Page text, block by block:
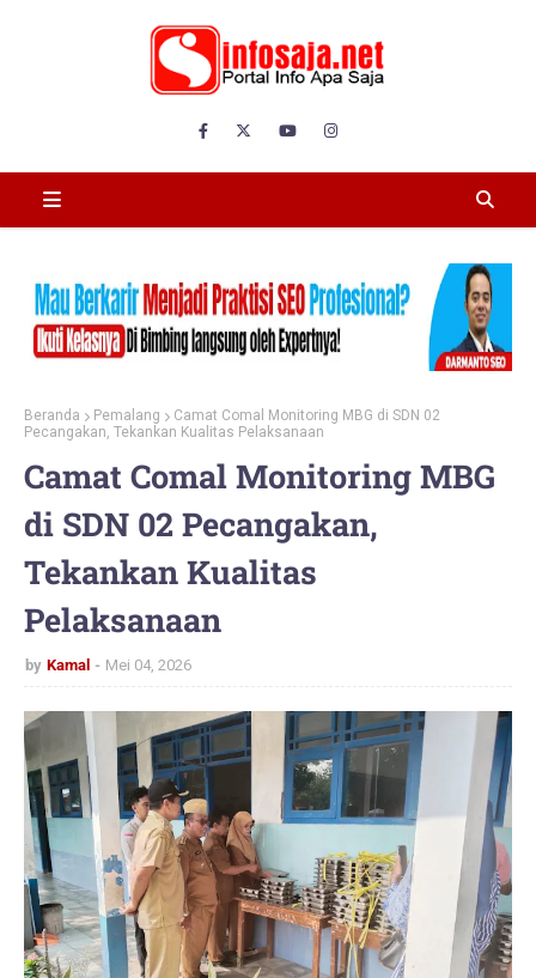
Beranda Pemalang
Camat Comal Monitoring MBG di SDN 02
Pecangakan, Tekankan Kualitas Pelaksanaan
Camat Comal Monitoring MBG
di SDN 02 Pecangakan,
Tekankan Kualitas
Pelaksanaan
by Kamal Mei 04, 2026